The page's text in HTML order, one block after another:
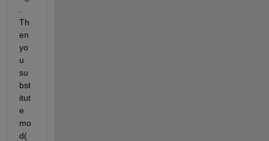
Th
en
yo
u
su
bst
itut
e
mo
d(